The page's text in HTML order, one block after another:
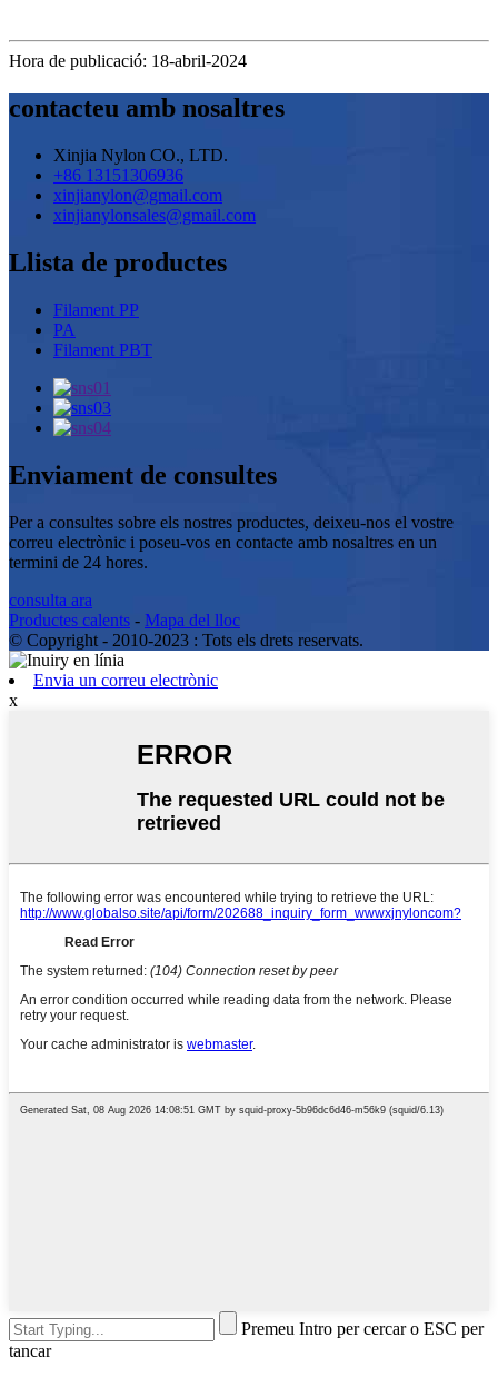
Hora de publicació: 18-abril-2024
contacteu amb nosaltres
Xinjia Nylon CO., LTD.
+86 13151306936
xinjianylon@gmail.com
xinjianylonsales@gmail.com
Llista de productes
Filament PP
PA
Filament PBT
Enviament de consultes
Per a consultes sobre els nostres productes, deixeu-nos el vostre
correu electrònic i poseu-vos en contacte amb nosaltres en un
termini de 24 hores.
consulta ara
Productes calents - Mapa del lloc
© Copyright - 2010-2023 : Tots els drets reservats.
Envia un correu electrònic
x
Premeu Intro per cercar o ESC per
tancar